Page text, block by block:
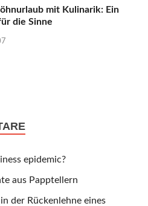
mit Kulinarik: Ein
die Sinne
epidemic?
aus Papptellern
der Rückenlehne eines